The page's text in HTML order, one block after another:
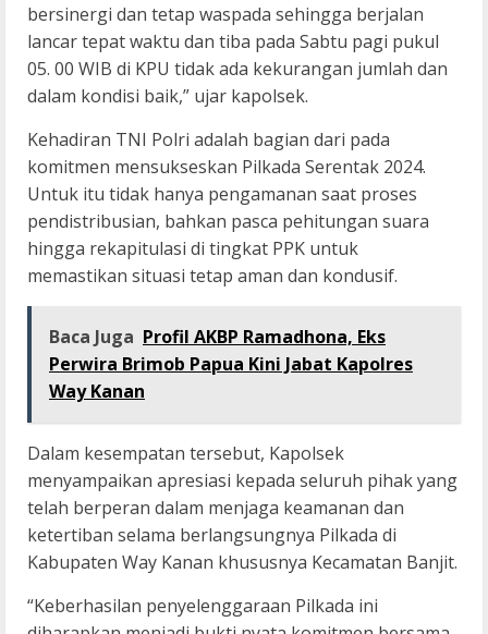
bersinergi dan tetap waspada sehingga berjalan
lancar tepat waktu dan tiba pada Sabtu pagi pukul
05. 00 WIB di KPU tidak ada kekurangan jumlah dan
dalam kondisi baik,” ujar kapolsek.
Kehadiran TNI Polri adalah bagian dari pada
komitmen mensukseskan Pilkada Serentak 2024.
Untuk itu tidak hanya pengamanan saat proses
pendistribusian, bahkan pasca pehitungan suara
hingga rekapitulasi di tingkat PPK untuk
memastikan situasi tetap aman dan kondusif.
Baca Juga Profil AKBP Ramadhona, Eks
Perwira Brimob Papua Kini Jabat Kapolres
Way Kanan
Dalam kesempatan tersebut, Kapolsek
menyampaikan apresiasi kepada seluruh pihak yang
telah berperan dalam menjaga keamanan dan
ketertiban selama berlangsungnya Pilkada di
Kabupaten Way Kanan khususnya Kecamatan Banjit.
“Keberhasilan penyelenggaraan Pilkada ini